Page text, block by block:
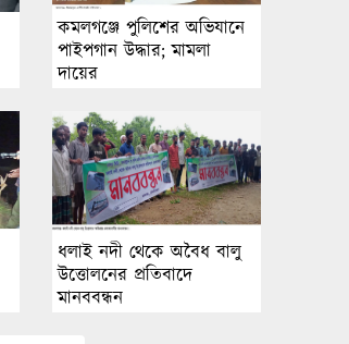
কমলগঞ্জে পুলিশের অভিযানে
পাইপগান উদ্ধার; মামলা
দায়ের
ধলাই নদী থেকে অবৈধ বালু
উত্তোলনের প্রতিবাদে
মানববন্ধন